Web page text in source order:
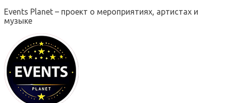
Events Planet – проект о мероприятиях, артистах и
музыке